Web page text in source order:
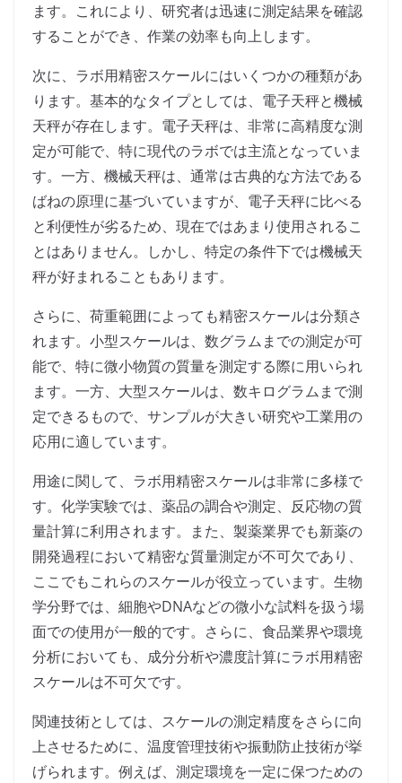
ます。これにより、研究者は迅速に測定結果を確認
することができ、作業の効率も向上します。
次に、ラボ用精密スケールにはいくつかの種類があ
ります。基本的なタイプとしては、電子天秤と機械
天秤が存在します。電子天秤は、非常に高精度な測
定が可能で、特に現代のラボでは主流となっていま
す。一方、機械天秤は、通常は古典的な方法である
ばねの原理に基づいていますが、電子天秤に比べる
と利便性が劣るため、現在ではあまり使用されるこ
とはありません。しかし、特定の条件下では機械天
秤が好まれることもあります。
さらに、荷重範囲によっても精密スケールは分類さ
れます。小型スケールは、数グラムまでの測定が可
能で、特に微小物質の質量を測定する際に用いられ
ます。一方、大型スケールは、数キログラムまで測
定できるもので、サンプルが大きい研究や工業用の
応用に適しています。
用途に関して、ラボ用精密スケールは非常に多様で
す。化学実験では、薬品の調合や測定、反応物の質
量計算に利用されます。また、製薬業界でも新薬の
開発過程において精密な質量測定が不可欠であり、
ここでもこれらのスケールが役立っています。生物
学分野では、細胞やDNAなどの微小な試料を扱う場
面での使用が一般的です。さらに、食品業界や環境
分析においても、成分分析や濃度計算にラボ用精密
スケールは不可欠です。
関連技術としては、スケールの測定精度をさらに向
上させるために、温度管理技術や振動防止技術が挙
げられます。例えば、測定環境を一定に保つための